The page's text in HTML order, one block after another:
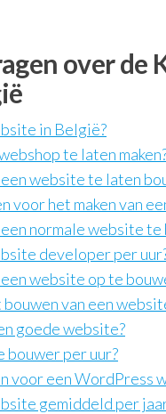
over de
in België?
te laten
website te laten
voor het maken van
​​normale website te
developer per
website op te
van een
goede website?
bouwer per uur?
voor een WordPress
gemiddeld per